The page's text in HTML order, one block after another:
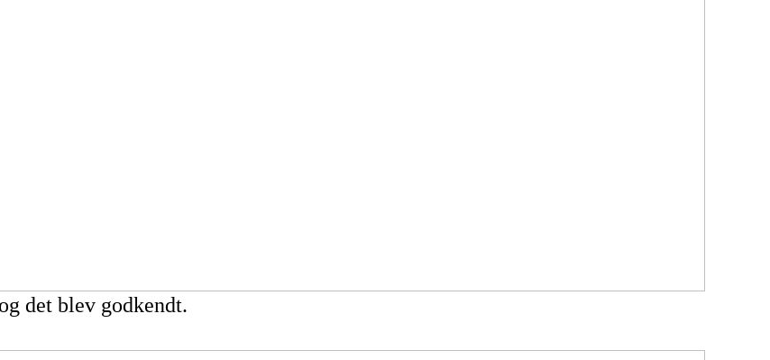
det blev godkendt.